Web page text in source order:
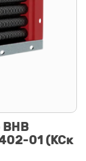
ВНВ
01 (КСк